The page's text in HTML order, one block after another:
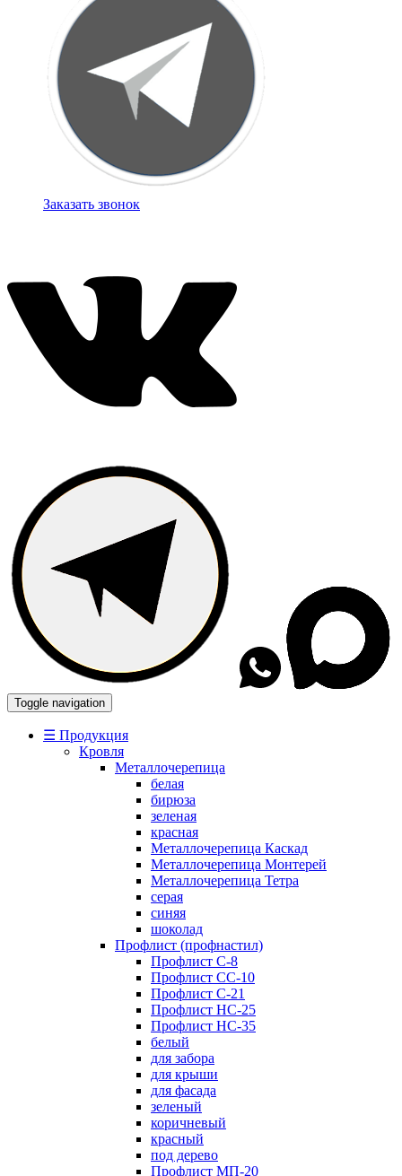
Заказать звонок
Toggle navigation
☰ Продукция
Кровля
Металлочерепица
белая
бирюза
зеленая
красная
Металлочерепица Каскад
Металлочерепица Монтерей
Металлочерепица Тетра
серая
синяя
шоколад
Профлист (профнастил)
Профлист С-8
Профлист СС-10
Профлист C-21
Профлист НС-25
Профлист НС-35
белый
для забора
для крыши
для фасада
зеленый
коричневый
красный
под дерево
Профлист МП-20